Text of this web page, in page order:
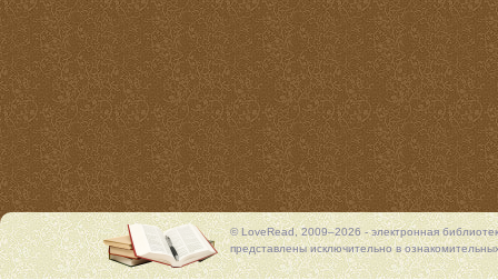
© LoveRead, 2009–2026 - электронная
представлены исключительно в